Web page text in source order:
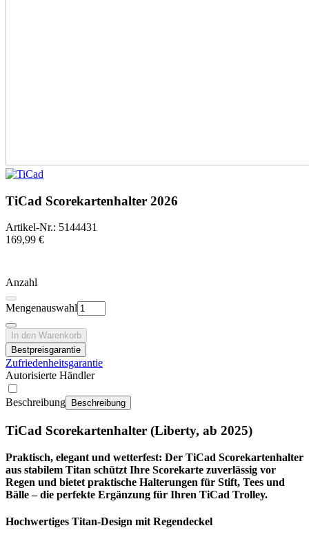
TiCad Scorekartenhalter 2026
Artikel-Nr.: 5144431
169,99 €
Anzahl
Mengenauswahl
In den Warenkorb
Bestpreisgarantie
Zufriedenheitsgarantie
Autorisierte Händler
Beschreibung Beschreibung
TiCad Scorekartenhalter (Liberty, ab 2025)
Praktisch, elegant und wetterfest: Der TiCad Scorekartenhalter
aus stabilem Titan schützt Ihre Scorekarte zuverlässig vor
Regen und bietet praktische Halterungen für Stift, Tees und
Bälle – die perfekte Ergänzung für Ihren TiCad Trolley.
Hochwertiges Titan-Design mit Regendeckel